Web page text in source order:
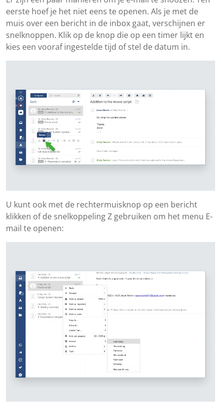
eerste hoef je het niet eens te openen. Als je met de
muis over een bericht in de inbox gaat, verschijnen er
snelknoppen. Klik op de knop die op een timer lijkt en
kies een vooraf ingestelde tijd of stel de datum in.
U kunt ook met de rechtermuisknop op een bericht
klikken of de snelkoppeling Z gebruiken om het menu E-
mail te openen: